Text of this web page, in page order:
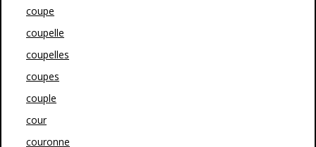
coupe
coupelle
coupelles
coupes
couple
cour
couronne